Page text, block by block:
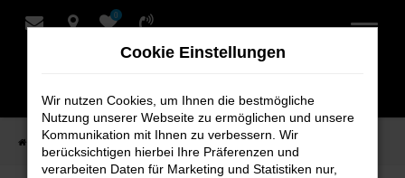
Zum
0
Startseite Marken Volkswagen
Cookie Einstellungen
Wir nutzen Cookies, um Ihnen die bestmögliche
Nutzung unserer Webseite zu ermöglichen und unsere
Kommunikation mit Ihnen zu verbessern. Wir
berücksichtigen hierbei Ihre Präferenzen und
verarbeiten Daten für Marketing und Statistiken nur,